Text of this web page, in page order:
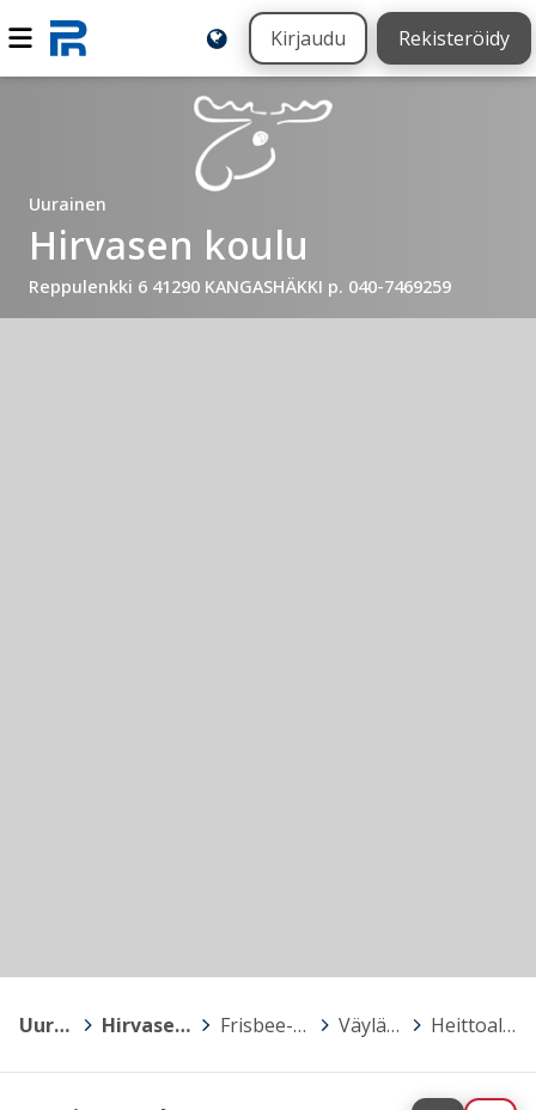
Kirjaudu Rekisteröidy
Uurainen
Hirvasen koulu
Reppulenkki 6 41290 KANGASHÄKKI p. 040-7469259
Uurainen > Hirvasen koulu > Frisbee-golfrata Väyläkartta Heittoalusta